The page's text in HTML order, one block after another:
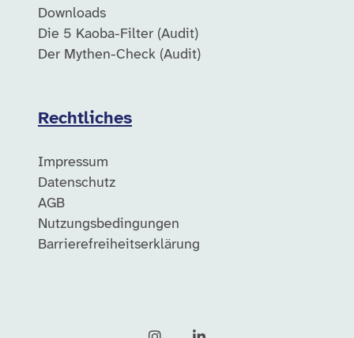
Downloads
Die 5 Kaoba-Filter (Audit)
Der Mythen-Check (Audit)
Rechtliches
Impressum
Datenschutz
AGB
Nutzungsbedingungen
Barrierefreiheitserklärung